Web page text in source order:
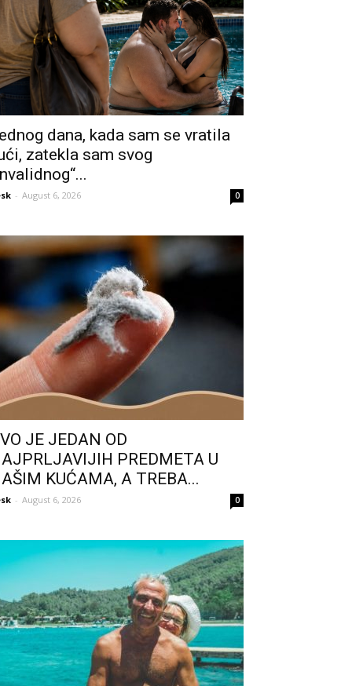
dana, kada sam se vratila
zatekla sam svog
- August 6, 2026 0
JE JEDAN OD
PREDMETA U
KUĆAMA, A TREBA...
- August 6, 2026 0